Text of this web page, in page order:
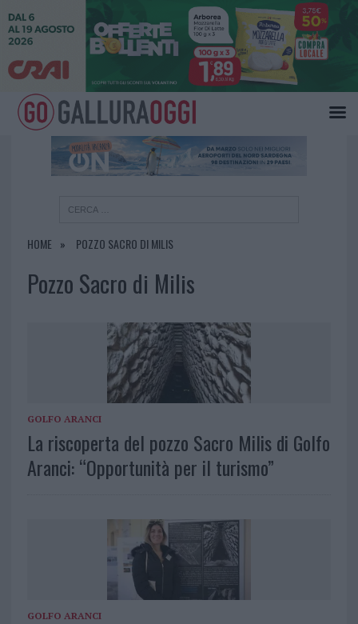
HOME POZZO SACRO DI MILIS
Pozzo Sacro di Milis
GOLFO ARANCI
La riscoperta del pozzo Sacro Milis di Golfo
Aranci: “Opportunità per il turismo”
GOLFO ARANCI
×